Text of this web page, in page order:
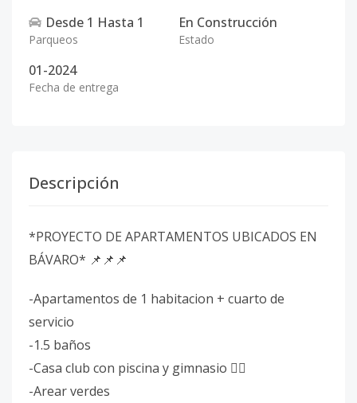
Desde 1 Hasta 1
Parqueos
En Construcción
Estado
01-2024
Fecha de entrega
Descripción
*PROYECTO DE APARTAMENTOS UBICADOS EN
BÁVARO* 📌📌📌
-Apartamentos de 1 habitacion + cuarto de
servicio
-1.5 baños
-Casa club con piscina y gimnasio 🏋️‍♂️
-Arear verdes